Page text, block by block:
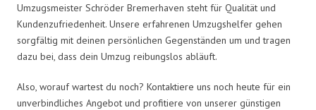
Umzugsmeister Schröder Bremerhaven steht für Qualität und
Kundenzufriedenheit. Unsere erfahrenen Umzugshelfer gehen
sorgfältig mit deinen persönlichen Gegenständen um und tragen
dazu bei, dass dein Umzug reibungslos abläuft.
Also, worauf wartest du noch? Kontaktiere uns noch heute für ein
unverbindliches Angebot und profitiere von unserer günstigen